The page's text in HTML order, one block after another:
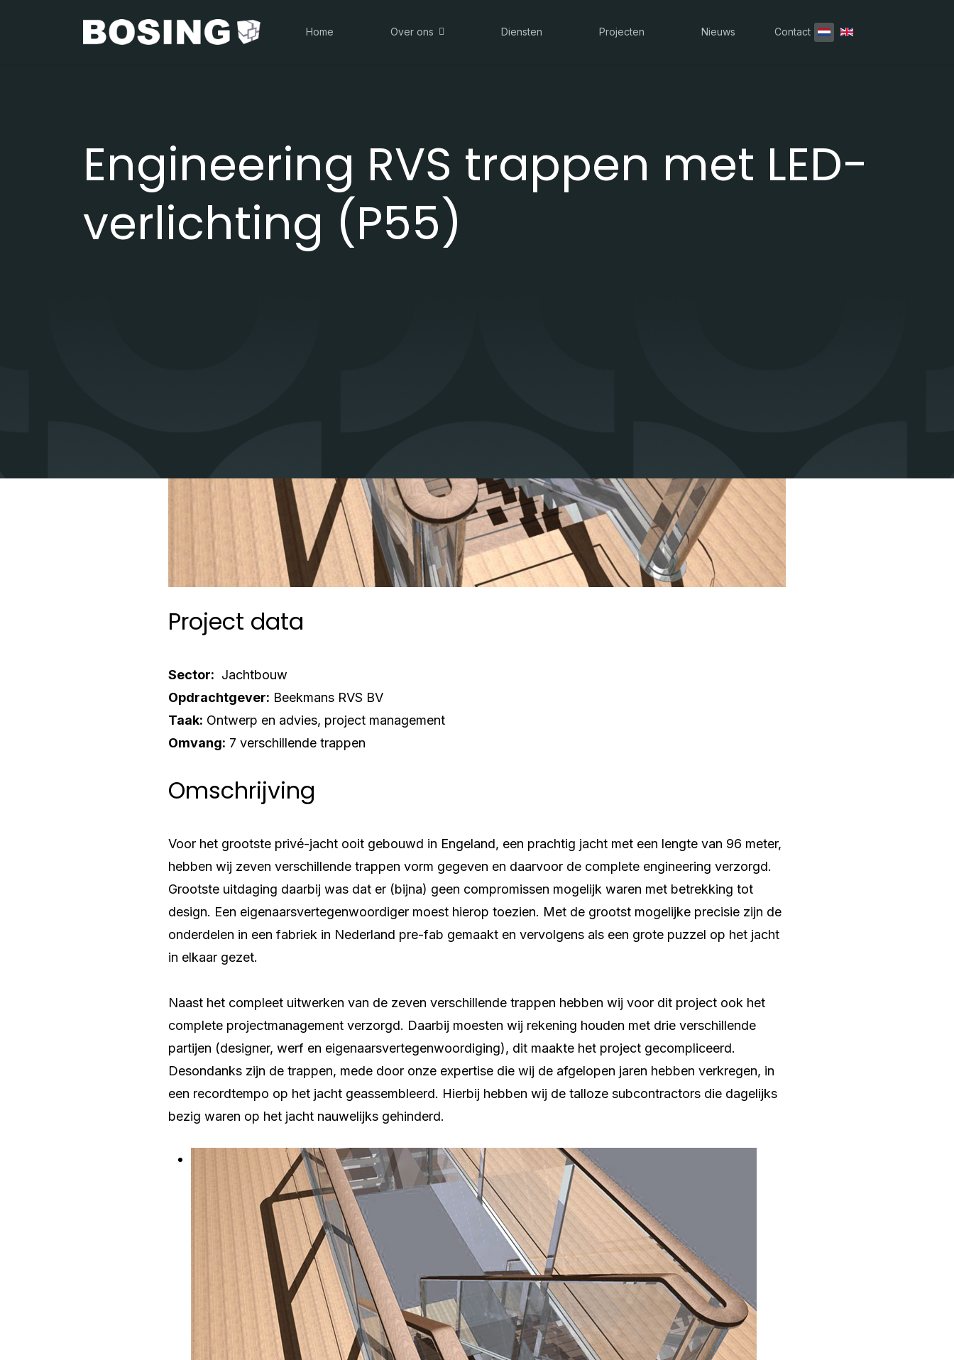
Home Over ons Diensten Projecten Nieuws Contact Selecteer de taal
Engineering RVS trappen met LED-
verlichting (P55)
Project data
Sector: Jachtbouw
Opdrachtgever: Beekmans RVS BV
Taak: Ontwerp en advies, project management
Omvang: 7 verschillende trappen
Omschrijving
Voor het grootste privé-jacht ooit gebouwd in Engeland, een prachtig jacht met een lengte van 96 meter,
hebben wij zeven verschillende trappen vorm gegeven en daarvoor de complete engineering verzorgd.
Grootste uitdaging daarbij was dat er (bijna) geen compromissen mogelijk waren met betrekking tot
design. Een eigenaarsvertegenwoordiger moest hierop toezien. Met de grootst mogelijke precisie zijn de
onderdelen in een fabriek in Nederland pre-fab gemaakt en vervolgens als een grote puzzel op het jacht
in elkaar gezet.
Naast het compleet uitwerken van de zeven verschillende trappen hebben wij voor dit project ook het
complete projectmanagement verzorgd. Daarbij moesten wij rekening houden met drie verschillende
partijen (designer, werf en eigenaarsvertegenwoordiging), dit maakte het project gecompliceerd.
Desondanks zijn de trappen, mede door onze expertise die wij de afgelopen jaren hebben verkregen, in
een recordtempo op het jacht geassembleerd. Hierbij hebben wij de talloze subcontractors die dagelijks
bezig waren op het jacht nauwelijks gehinderd.